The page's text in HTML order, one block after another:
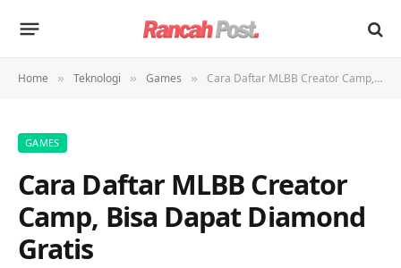
Home » Teknologi » Games » Cara Daftar MLBB Creator Camp, Bisa Dapat Diamond Gratis
GAMES
Cara Daftar MLBB Creator
Camp, Bisa Dapat Diamond
Gratis